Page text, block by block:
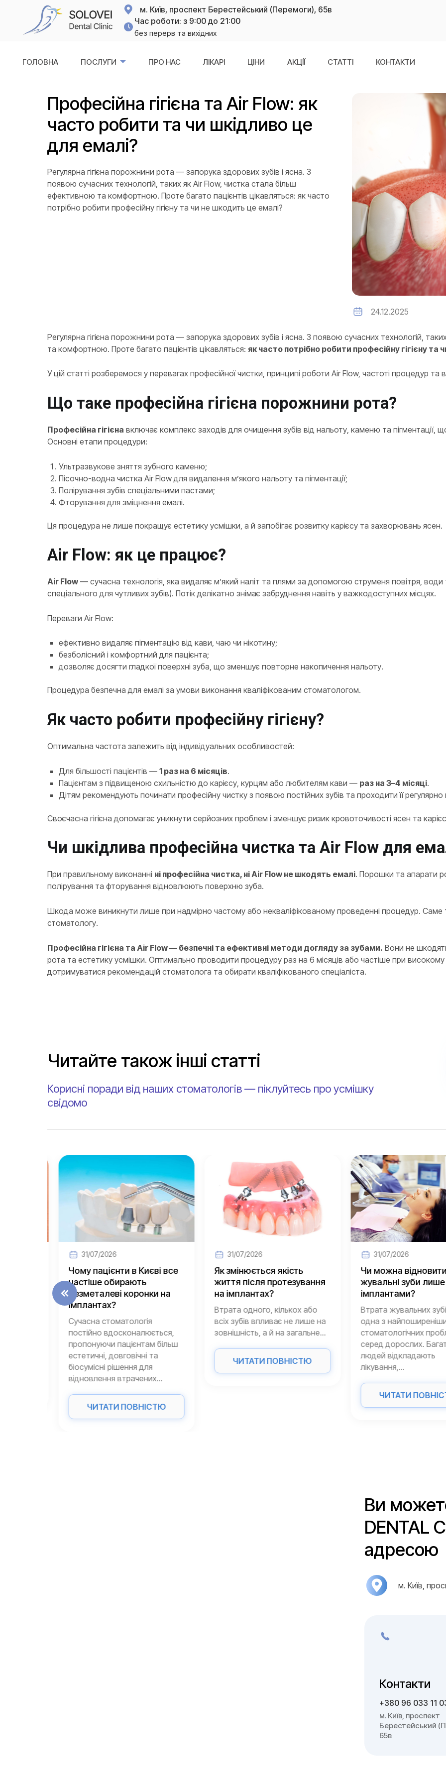
м. Київ, проспект Берестейський (Перемоги), 65в
Час роботи: з 9:00 до 21:00
без перерв та вихідних
ГОЛОВНА ПОСЛУГИ ПРО НАС ЛІКАРІ ЦІНИ АКЦІЇ СТАТТІ КОНТАКТИ
Професійна гігієна та Air Flow: як
часто робити та чи шкідливо це
для емалі?
Регулярна гігієна порожнини рота — запорука здорових зубів і ясна. З
появою сучасних технологій, таких як Air Flow, чистка стала більш
ефективною та комфортною. Проте багато пацієнтів цікавляться: як часто
потрібно робити професійну гігієну та чи не шкодить це емалі?
24.12.2025
Регулярна гігієна порожнини рота — запорука здорових зубів і ясна. З появою сучасних технологій,
та комфортною. Проте багато пацієнтів цікавляться: як часто потрібно робити професійну гігієну
У цій статті розберемося у перевагах професійної чистки, принципі роботи Air Flow, частоті процедур та
Що таке професійна гігієна порожнини рота?
Професійна гігієна включає комплекс заходів для очищення зубів від нальоту, каменю та
Основні етапи процедури:
Ультразвукове зняття зубного каменю;
Пісочно-водна чистка Air Flow для видалення м’якого нальоту та пігментації;
Полірування зубів спеціальними пастами;
Фторування для зміцнення емалі.
Ця процедура не лише покращує естетику усмішки, а й запобігає розвитку карієсу та захворювань ясен.
Air Flow: як це працює?
Air Flow — сучасна технологія, яка видаляє м’який наліт та плями за допомогою струменя повітря,
спеціального для чутливих зубів). Потік делікатно знімає забруднення навіть у важкодоступних місцях.
Переваги Air Flow:
ефективно видаляє пігментацію від кави, чаю чи нікотину;
безболісний і комфортний для пацієнта;
дозволяє досягти гладкої поверхні зуба, що зменшує повторне накопичення нальоту.
Процедура безпечна для емалі за умови виконання кваліфікованим стоматологом.
Як часто робити професійну гігієну?
Оптимальна частота залежить від індивідуальних особливостей:
Для більшості пацієнтів —1 раз на 6 місяців.
Пацієнтам з підвищеною схильністю до карієсу, курцям або любителям кави — раз на 3–4 місяці.
Дітям рекомендують починати професійну чистку з появою постійних зубів та проходити її
Своєчасна гігієна допомагає уникнути серйозних проблем і зменшує ризик кровоточивості ясен та
Чи шкідлива професійна чистка та Air Flow для
При правильному виконанні ні професійна чистка, ні Air Flow не шкодять емалі. Порошки та апарати
полірування та фторування відновлюють поверхню зуба.
Шкода може виникнути лише при надмірно частому або некваліфікованому проведенні процедур. Саме
стоматологу.
Професійна гігієна та Air Flow — безпечні та ефективні методи догляду за зубами. Вони не
рота та естетику усмішки. Оптимально проводити процедуру раз на 6 місяців або частіше при високому
дотримуватися рекомендацій стоматолога та обирати кваліфікованого спеціаліста.
Читайте також інші статті
Корисні поради від наших стоматологів — піклуйтесь про усмішку
свідомо
31/07/2026
Чому пацієнти в Києві все
частіше обирають
безметалеві коронки на
імплантах?
Сучасна стоматологія
постійно вдосконалюється,
пропонуючи пацієнтам більш
естетичні, довговічні та
біосумісні рішення для
відновлення втрачених...
ЧИТАТИ ПОВНІСТЮ
31/07/2026
Як змінюється якість
життя після протезування
на імплантах?
Втрата одного, кількох або
всіх зубів впливає не лише на
зовнішність, а й на загальне...
ЧИТАТИ ПОВНІСТЮ
31/07/2026
Чи можна відновити
жувальні зуби лише
імплантами?
Втрата жувальних зубів
одна з найпоширеніших
стоматологічних
серед дорослих. Багато
людей відкладають
лікування,...
ЧИТАТИ
Ви
DENTAL
адресою
м. Київ,
Контакти
+380 96 033 11
м. Київ, проспект
Берестейський
65в